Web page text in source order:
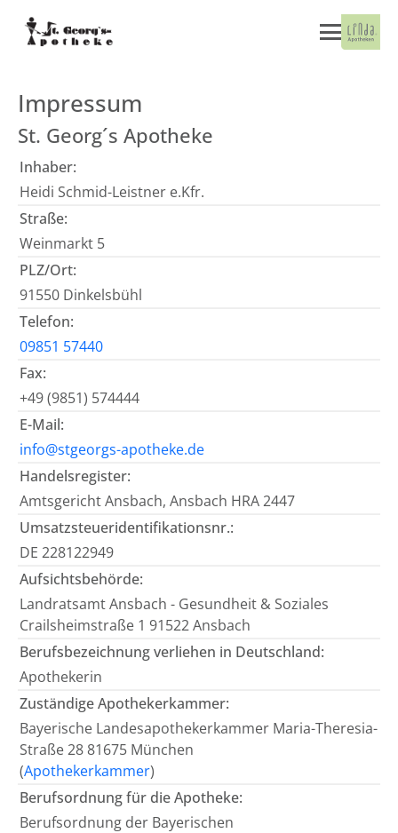
Impressum
St. Georg´s Apotheke
Inhaber:
Heidi Schmid-Leistner e.Kfr.
Straße:
Weinmarkt 5
PLZ/Ort:
91550 Dinkelsbühl
Telefon:
09851 57440
Fax:
+49 (9851) 574444
E-Mail:
info@stgeorgs-apotheke.de
Handelsregister:
Amtsgericht Ansbach, Ansbach HRA 2447
Umsatzsteueridentifikationsnr.:
DE 228122949
Aufsichtsbehörde:
Landratsamt Ansbach - Gesundheit & Soziales
Crailsheimstraße 1 91522 Ansbach
Berufsbezeichnung verliehen in Deutschland:
Apothekerin
Zuständige Apothekerkammer:
Bayerische Landesapothekerkammer Maria-Theresia-
Straße 28 81675 München
(Apothekerkammer)
Berufsordnung für die Apotheke:
Berufsordnung der Bayerischen